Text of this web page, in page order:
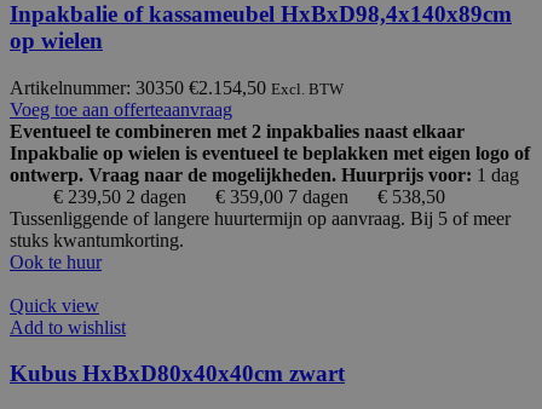
Inpakbalie of kassameubel HxBxD98,4x140x89cm
op wielen
Artikelnummer: 30350 €2.154,50 Excl. BTW
Voeg toe aan offerteaanvraag
Eventueel te combineren met 2 inpakbalies naast elkaar
Inpakbalie op wielen is eventueel te beplakken met eigen logo of
ontwerp. Vraag naar de mogelijkheden. Huurprijs voor: 1 dag
€ 239,50 2 dagen € 359,00 7 dagen € 538,50
Tussenliggende of langere huurtermijn op aanvraag. Bij 5 of meer
stuks kwantumkorting.
Ook te huur
Quick view
Add to wishlist
Kubus HxBxD80x40x40cm zwart